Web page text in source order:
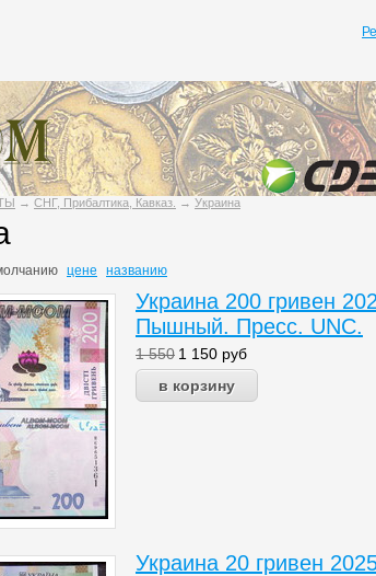
→ СНГ, Прибалтика, Кавказ. → Украина
цене названию
Украина 200 гривен
Пышный. Пресс. UNC.
1 550 1 150 руб
Украина 20 гривен